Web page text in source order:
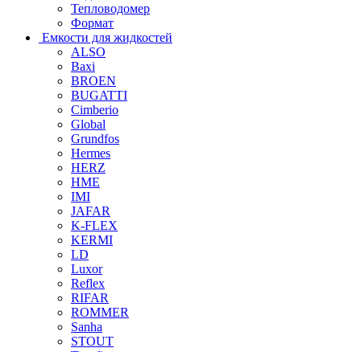
Тепловодомер
Формат
Емкости для жидкостей
ALSO
Baxi
BROEN
BUGATTI
Cimberio
Global
Grundfos
Hermes
HERZ
HME
IMI
JAFAR
K-FLEX
KERMI
LD
Luxor
Reflex
RIFAR
ROMMER
Sanha
STOUT